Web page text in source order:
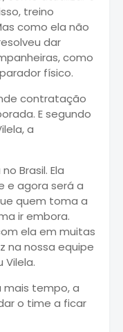
treino
como ela não
dar
como
físico.
contratação
E segundo
a
Brasil. Ela
e agora será a
quem toma a
ir embora.
ela em muitas
na nossa equipe
mais tempo, a
o time a ficar